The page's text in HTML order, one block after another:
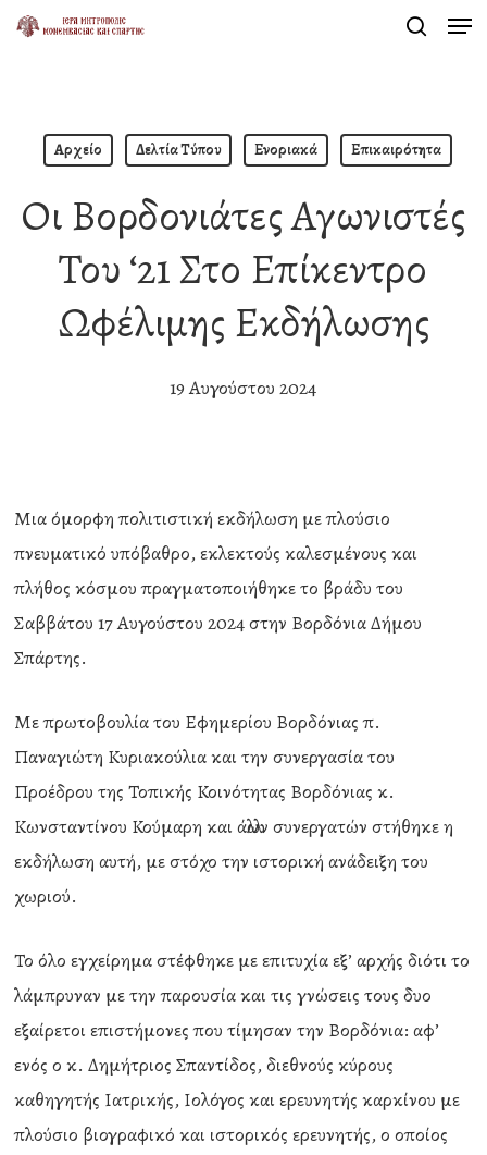
Skip
Αρχείο Δελτία Τύπου Ενοριακά Επικαιρότητα
Οι Βορδονιάτες Αγωνιστές
Του ‘21 Στο Επίκεντρο
Ωφέλιμης Εκδήλωσης
19 Αυγούστου 2024
Μια όμορφη πολιτιστική εκδήλωση με πλούσιο
πνευματικό υπόβαθρο, εκλεκτούς καλεσμένους και
πλήθος κόσμου πραγματοποιήθηκε το βράδυ του
Σαββάτου 17 Αυγούστου 2024 στην Βορδόνια Δήμου
Σπάρτης.
Με πρωτοβουλία του Εφημερίου Βορδόνιας π.
Παναγιώτη Κυριακούλια και την συνεργασία του
Προέδρου της Τοπικής Κοινότητας Βορδόνιας κ.
Κωνσταντίνου Κούμαρη και άλλων συνεργατών στήθηκε η
εκδήλωση αυτή, με στόχο την ιστορική ανάδειξη του
χωριού.
Το όλο εγχείρημα στέφθηκε με επιτυχία εξ’ αρχής διότι το
λάμπρυναν με την παρουσία και τις γνώσεις τους δυο
εξαίρετοι επιστήμονες που τίμησαν την Βορδόνια: αφ’
ενός ο κ. Δημήτριος Σπαντίδος, διεθνούς κύρους
καθηγητής Ιατρικής, Ιολόγος και ερευνητής καρκίνου με
πλούσιο βιογραφικό και ιστορικός ερευνητής, ο οποίος